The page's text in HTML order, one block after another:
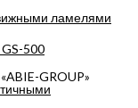
ламелями
GROUP»